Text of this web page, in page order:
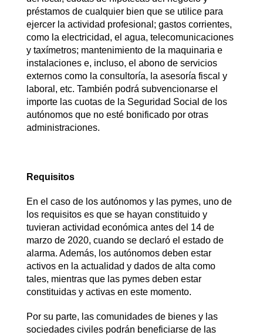
préstamos de cualquier bien que se utilice para
ejercer la actividad profesional; gastos corrientes,
como la electricidad, el agua, telecomunicaciones
y taxímetros; mantenimiento de la maquinaria e
instalaciones e, incluso, el abono de servicios
externos como la consultoría, la asesoría fiscal y
laboral, etc. También podrá subvencionarse el
importe las cuotas de la Seguridad Social de los
autónomos que no esté bonificado por otras
administraciones.
Requisitos
En el caso de los autónomos y las pymes, uno de
los requisitos es que se hayan constituido y
tuvieran actividad económica antes del 14 de
marzo de 2020, cuando se declaró el estado de
alarma. Además, los autónomos deben estar
activos en la actualidad y dados de alta como
tales, mientras que las pymes deben estar
constituidas y activas en este momento.
Por su parte, las comunidades de bienes y las
sociedades civiles podrán beneficiarse de las